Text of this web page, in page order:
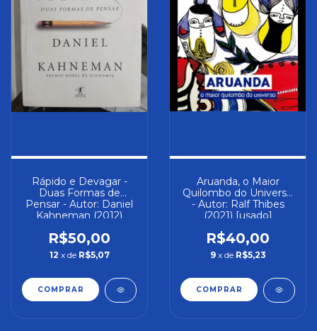
Rápido e Devagar -
Duas Formas de
Pensar - Autor: Daniel
Kahneman (2012)
R$50,00
12 x de R$5,07
Aruanda, o Maior
Quilombo do Universo
- Autor: Ralf Thibes
(2021) [usado]
R$40,00
9 x de R$5,23